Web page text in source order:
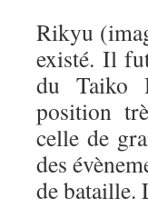
Rikyu
existé. Il
du Taiko
position
celle de
des
de bataille.